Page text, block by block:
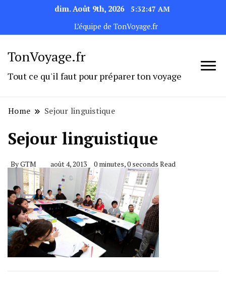
dim. Août 9th, 2026
5:32:47 AM
L’équipe de TonVoyage.fr
TonVoyage.fr
Tout ce qu'il faut pour préparer ton voyage
Home Sejour linguistique
Sejour linguistique
ByGTM août 4, 2013 0 minutes, 0 seconds Read